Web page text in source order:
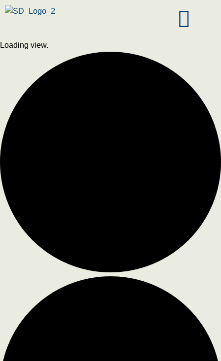
Loading view.